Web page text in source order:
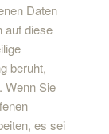
Daten
auf diese
beruht,
Wenn Sie
es sei